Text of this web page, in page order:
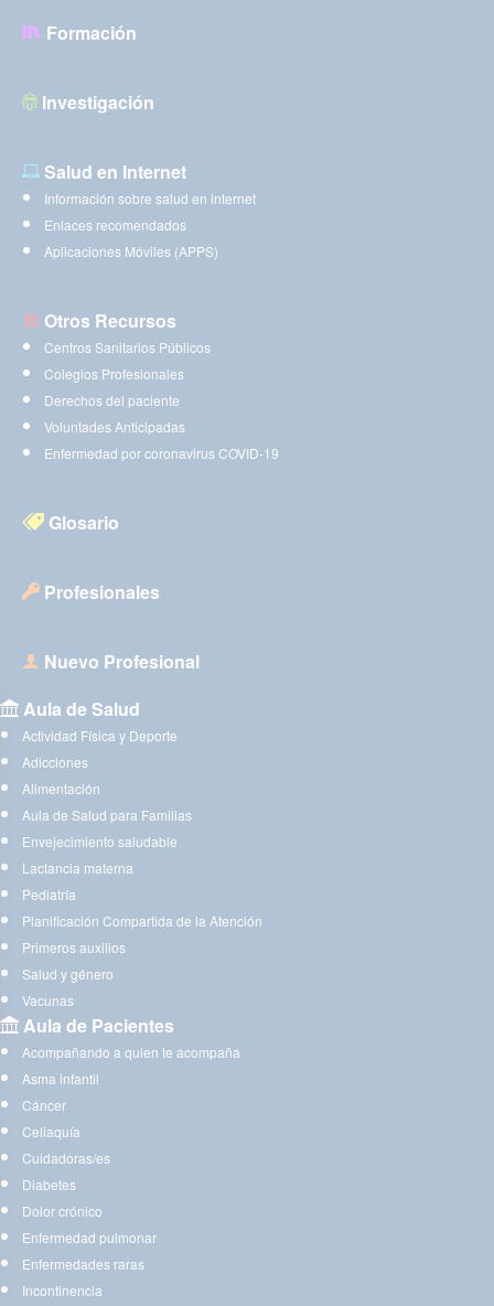
Formación
Investigación
Salud en Internet
Información sobre salud en internet
Enlaces recomendados
Aplicaciones Móviles (APPS)
Otros Recursos
Centros Sanitarios Públicos
Colegios Profesionales
Derechos del paciente
Voluntades Anticipadas
Enfermedad por coronavirus COVID-19
Glosario
Profesionales
Nuevo Profesional
Aula de Salud
Actividad Física y Deporte
Adicciones
Alimentación
Aula de Salud para Familias
Envejecimiento saludable
Lactancia materna
Pediatría
Planificación Compartida de la Atención
Primeros auxilios
Salud y género
Vacunas
Aula de Pacientes
Acompañando a quien te acompaña
Asma infantil
Cáncer
Celiaquía
Cuidadoras/es
Diabetes
Dolor crónico
Enfermedad pulmonar
Enfermedades raras
Incontinencia